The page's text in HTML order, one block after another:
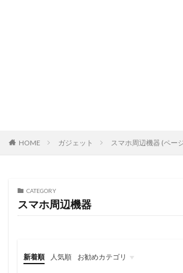
HOME ガジェット スマホ周辺機器 (ペー
CATEGORY
スマホ周辺機器
新着順 人気順 お勧めカテゴリ